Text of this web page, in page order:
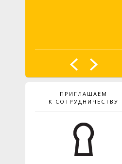
ПРИГЛАШАЕМ
К СОТРУДНИЧЕСТВУ